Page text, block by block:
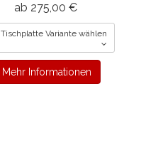
ab 275,00 €
Tischplatte Variante wählen
Mehr Informationen